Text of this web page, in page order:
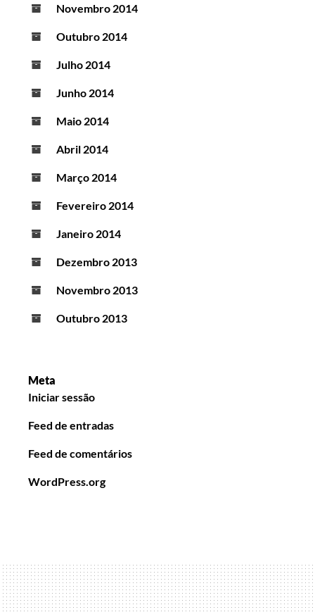
Novembro 2014
Outubro 2014
Julho 2014
Junho 2014
Maio 2014
Abril 2014
Março 2014
Fevereiro 2014
Janeiro 2014
Dezembro 2013
Novembro 2013
Outubro 2013
Meta
Iniciar sessão
Feed de entradas
Feed de comentários
WordPress.org